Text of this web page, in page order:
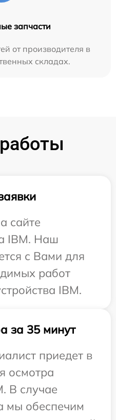
запчасти
от производителя в
складах.
сайте
IBM. Наш
с Вами для
работ
IBM.
за 35 минут
приедет в
осмотра
В случае
мы обеспечим